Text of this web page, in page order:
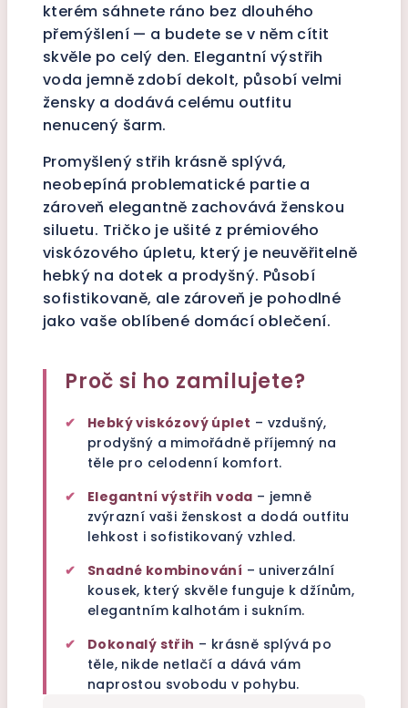
kterém sáhnete ráno bez dlouhého
přemýšlení — a budete se v něm cítit
skvěle po celý den. Elegantní výstřih
voda jemně zdobí dekolt, působí velmi
žensky a dodává celému outfitu
nenucený šarm.
Promyšlený střih krásně splývá,
neobepíná problematické partie a
zároveň elegantně zachovává ženskou
siluetu. Tričko je ušité z prémiového
viskózového úpletu, který je neuvěřitelně
hebký na dotek a prodyšný. Působí
sofistikovaně, ale zároveň je pohodlné
jako vaše oblíbené domácí oblečení.
Proč si ho zamilujete?
✔ Hebký viskózový úplet – vzdušný,
prodyšný a mimořádně příjemný na
těle pro celodenní komfort.
✔
Elegantní výstřih voda – jemně
zvýrazní vaši ženskost a dodá outfitu
lehkost i sofistikovaný vzhled.
✔
Snadné kombinování – univerzální
kousek, který skvěle funguje k džínům,
elegantním kalhotám i sukním.
✔
Dokonalý střih – krásně splývá po
těle, nikde netlačí a dává vám
naprostou svobodu v pohybu.